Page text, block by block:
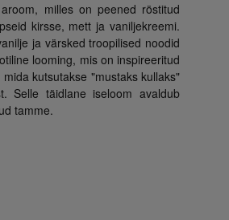
milles on peened röstitud
kirsse, mett ja vaniljekreemi.
ja värsked troopilised noodid
looming, mis on inspireeritud
kutsutakse "mustaks kullaks"
Selle täidlane iseloom avaldub
tamme.